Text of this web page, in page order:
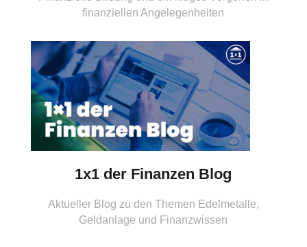
finanziellen Angelegenheiten
1x1 der Finanzen Blog
Aktueller Blog zu den Themen Edelmetalle,
Geldanlage und Finanzwissen